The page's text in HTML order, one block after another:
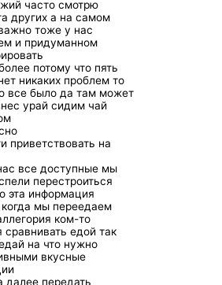
часто смотрю
других а на самом
тоже у нас
и придуманном
потому что пять
никаких проблем то
все было да там может
урай сидим чай
приветствовать на
все доступные мы
перестроиться
эта информация
мы переедаем
ком-то
едой так
на что нужно
вкусные
далее передать